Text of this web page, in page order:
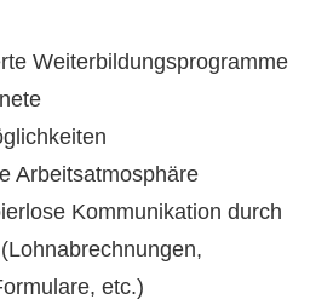
Weiterbildungsprogramme
Arbeitsatmosphäre
Kommunikation durch
etc.)